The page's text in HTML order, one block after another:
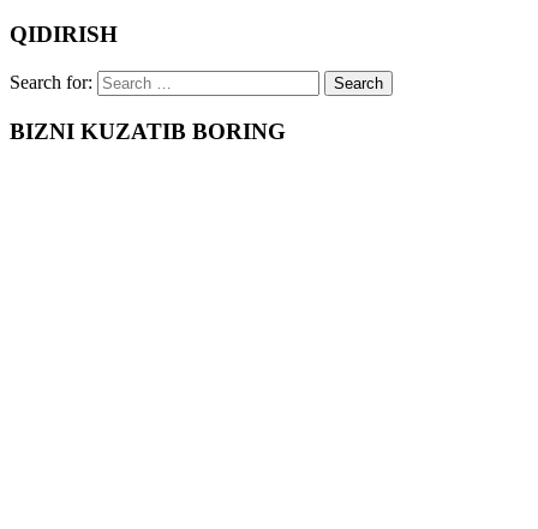
QIDIRISH
Search for:
BIZNI KUZATIB BORING